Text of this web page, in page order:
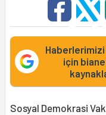
Haberlerimizi
için
Sosyal Demokrasi